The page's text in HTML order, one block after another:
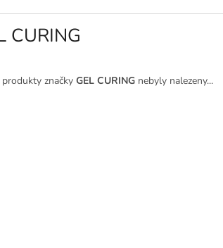
CURING
produkty značky GEL CURING nebyly nalezeny...